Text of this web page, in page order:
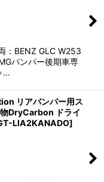
：BENZ GLC W253
バンパー後期車専
…
リアバンパー用ス
DryCarbon ドライ
LIA2KANADO]